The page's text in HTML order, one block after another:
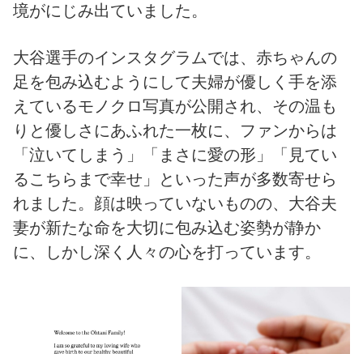
境がにじみ出ていました。
大谷選手のインスタグラムでは、赤ちゃんの
足を包み込むようにして夫婦が優しく手を添
えているモノクロ写真が公開され、その温も
りと優しさにあふれた一枚に、ファンからは
「泣いてしまう」「まさに愛の形」「見てい
るこちらまで幸せ」といった声が多数寄せら
れました。顔は映っていないものの、大谷夫
妻が新たな命を大切に包み込む姿勢が静か
に、しかし深く人々の心を打っています。